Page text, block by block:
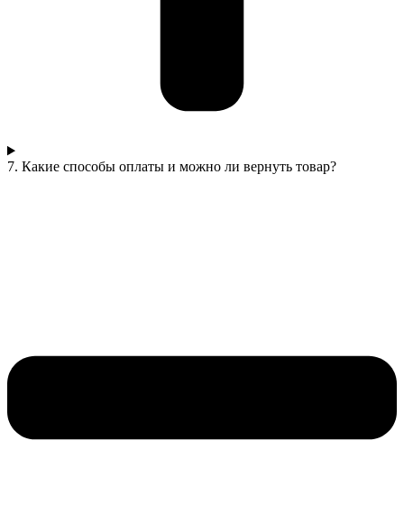
7. Какие способы оплаты и можно ли вернуть товар?